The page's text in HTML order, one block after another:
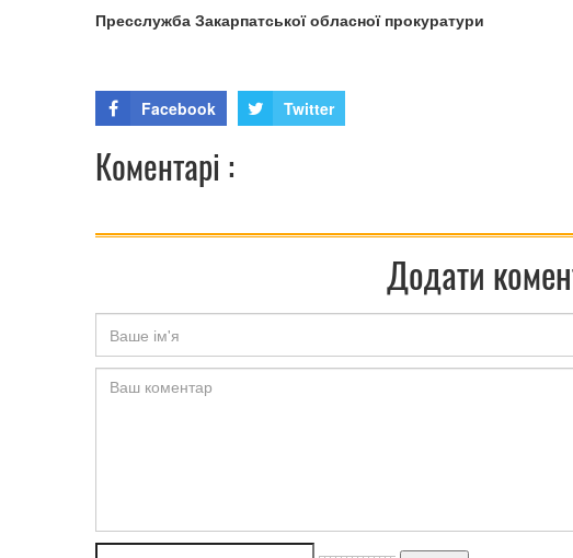
Пресслужба Закарпатської обласної прокуратури
Facebook Twitter
Коментарі :
Додати